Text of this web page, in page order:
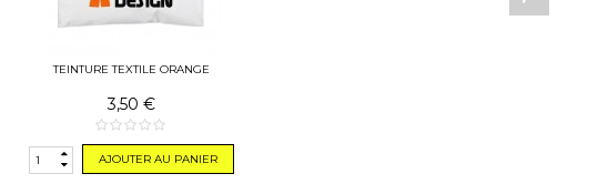
TEINTURE TEXTILE ORANGE
3,50 €
AJOUTER AU PANIER